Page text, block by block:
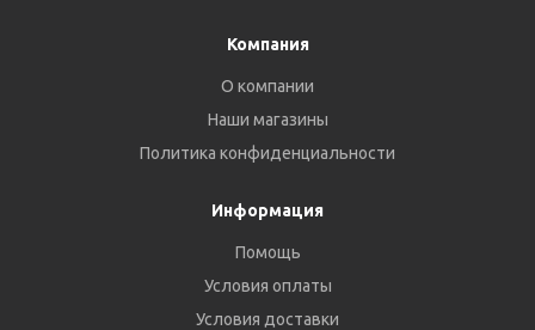
Компания
О компании
Наши магазины
Политика конфиденциальности
Информация
Помощь
Условия оплаты
Условия доставки